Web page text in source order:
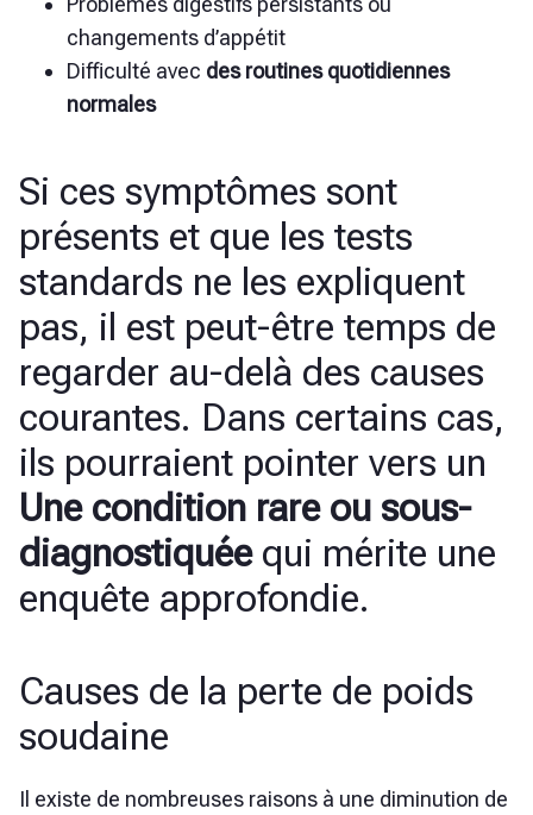
changements d’appétit
Difficulté avec des routines quotidiennes
normales
Si ces symptômes sont
présents et que les tests
standards ne les expliquent
pas, il est peut-être temps de
regarder au-delà des causes
courantes. Dans certains cas,
ils pourraient pointer vers un
Une condition rare ou sous-
diagnostiquéequi mérite une
enquête approfondie.
Causes de la perte de poids
soudaine
Il existe de nombreuses raisons à une diminution de